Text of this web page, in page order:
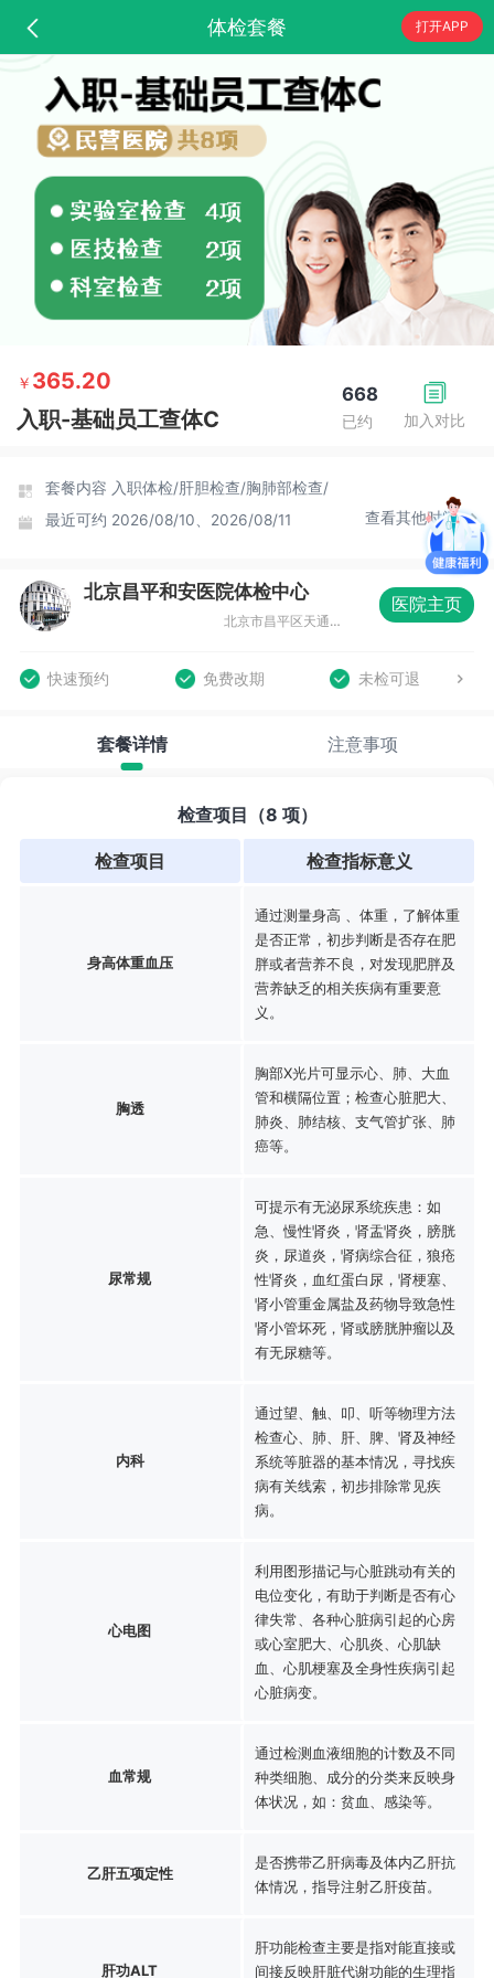
体检套餐 打开APP
加入对比
668
已约
￥ 365.20
入职-基础员工查体C
套餐内容 入职体检/肝胆检查/胸肺部检查/
最近可约 2026/08/10、2026/08/11 查看其他时间
北京昌平和安医院体检中心
北京市昌平区天通苑东一区33号楼
医院主页
快速预约 免费改期 未检可退
套餐详情 注意事项
检查项目（8 项）
检查项目 检查指标意义
身高体重血压
通过测量身高 、体重，了解体重
是否正常，初步判断是否存在肥
胖或者营养不良，对发现肥胖及
营养缺乏的相关疾病有重要意
义。
胸透
胸部X光片可显示心、肺、大血
管和横隔位置；检查心脏肥大、
肺炎、肺结核、支气管扩张、肺
癌等。
尿常规
可提示有无泌尿系统疾患：如
急、慢性肾炎，肾盂肾炎，膀胱
炎，尿道炎，肾病综合征，狼疮
性肾炎，血红蛋白尿，肾梗塞、
肾小管重金属盐及药物导致急性
肾小管坏死，肾或膀胱肿瘤以及
有无尿糖等。
内科
通过望、触、叩、听等物理方法
检查心、肺、肝、脾、肾及神经
系统等脏器的基本情况，寻找疾
病有关线索，初步排除常见疾
病。
心电图
利用图形描记与心脏跳动有关的
电位变化，有助于判断是否有心
律失常、各种心脏病引起的心房
或心室肥大、心肌炎、心肌缺
血、心肌梗塞及全身性疾病引起
心脏病变。
血常规
通过检测血液细胞的计数及不同
种类细胞、成分的分类来反映身
体状况，如：贫血、感染等。
乙肝五项定性
是否携带乙肝病毒及体内乙肝抗
体情况，指导注射乙肝疫苗。
肝功ALT
肝功能检查主要是指对能直接或
间接反映肝脏代谢功能的生理指